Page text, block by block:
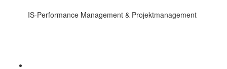
IS-Performance Management & Projektmanagement